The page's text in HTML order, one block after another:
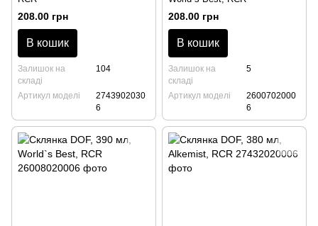
208.00 грн
В кошик
Залишок на
складі
104
Артикул моделі
2743902030
6
208.00 грн
В кошик
Залишок на
складі
5
Артикул моделі
2600702000
6